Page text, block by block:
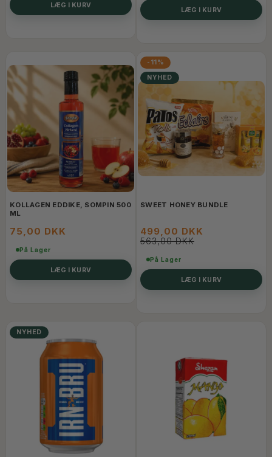
LÆG I KURV
LÆG I KURV
KOLLAGEN EDDIKE, SOMPIN 500
ML
75,00 DKK
På Lager
LÆG I KURV
-11%
NYHED
SWEET HONEY BUNDLE
499,00 DKK
563,00 DKK
På Lager
LÆG I KURV
NYHED